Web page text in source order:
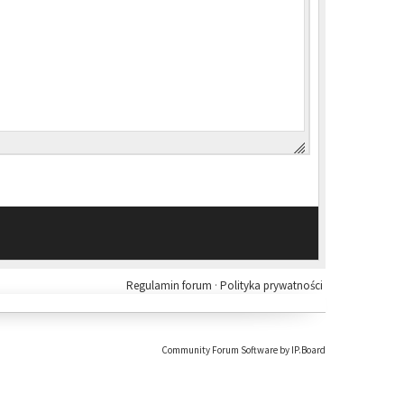
Polityka prywatności
Regulamin forum ·
Community Forum Software by IP.Board